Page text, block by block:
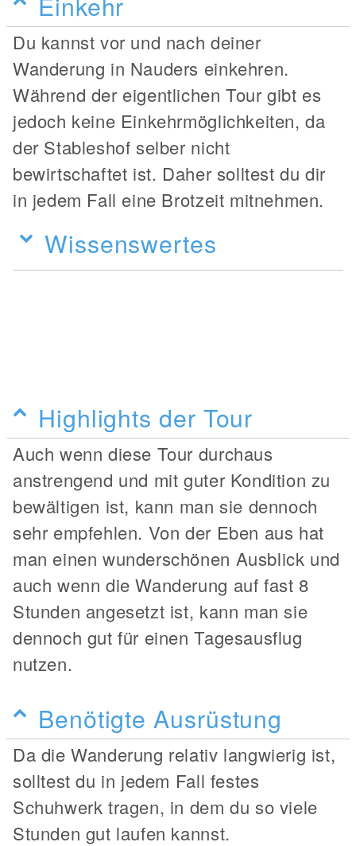
Du kannst vor und nach deiner
Wanderung in Nauders einkehren.
Während der eigentlichen Tour gibt es
jedoch keine Einkehrmöglichkeiten, da
der Stableshof selber nicht
bewirtschaftet ist. Daher solltest du dir
in jedem Fall eine Brotzeit mitnehmen.
Wissenswertes
Highlights der Tour
Auch wenn diese Tour durchaus
anstrengend und mit guter Kondition zu
bewältigen ist, kann man sie dennoch
sehr empfehlen. Von der Eben aus hat
man einen wunderschönen Ausblick und
auch wenn die Wanderung auf fast 8
Stunden angesetzt ist, kann man sie
dennoch gut für einen Tagesausflug
nutzen.
Benötigte Ausrüstung
Da die Wanderung relativ langwierig ist,
solltest du in jedem Fall festes
Schuhwerk tragen, in dem du so viele
Stunden gut laufen kannst.